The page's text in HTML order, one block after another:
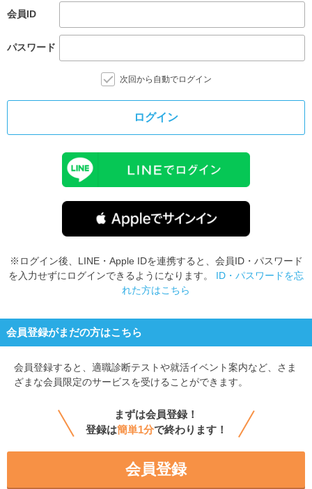
会員ID
パスワード
次回から自動でログイン
ログイン
※ログイン後、LINE・Apple IDを連携すると、会員ID・パスワード
を入力せずにログインできるようになります。 ID・パスワードを忘
れた方はこちら
会員登録がまだの方はこちら
会員登録すると、 適職診断テストや就活イベント案内など、さま
ざまな会員限定のサービスを受けることができます。
まずは会員登録！
登録は簡単1分で終わります！
会員登録